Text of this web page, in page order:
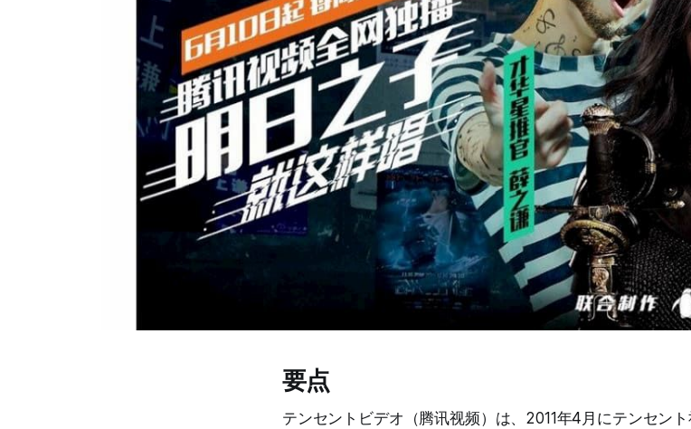
要点
テンセントビデオ（腾讯视频）は、2011年4月にテンセン